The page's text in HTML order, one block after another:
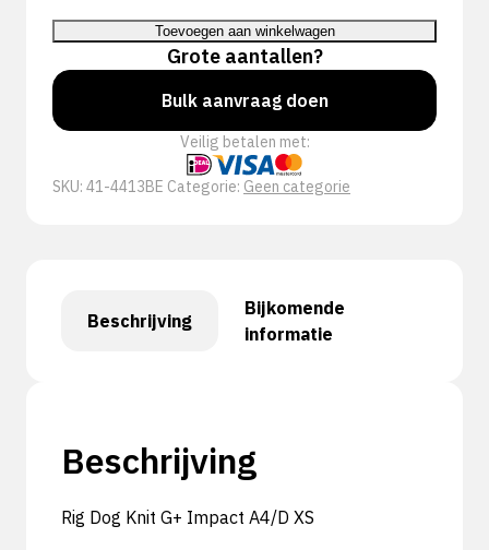
G+
Impact
A4/D
aantal
Toevoegen aan winkelwagen
Grote aantallen?
Bulk aanvraag doen
Veilig betalen met:
SKU: 41-4413BE Categorie: Geen categorie
Beschrijving
Bijkomende
informatie
Beschrijving
Rig Dog Knit G+ Impact A4/D XS